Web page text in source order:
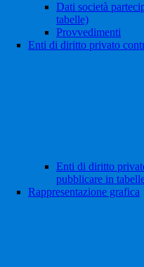
Dati società
tabelle)
Provvedimenti
Enti di diritto privato
Enti di diritto
pubblicare in
Rappresentazione grafica